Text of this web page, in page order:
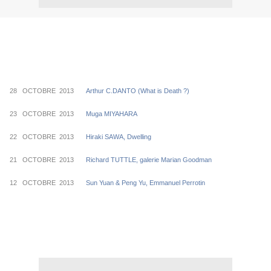
28 OCTOBRE 2013 Arthur C.DANTO (What is Death ?)
23 OCTOBRE 2013 Muga MIYAHARA
22 OCTOBRE 2013 Hiraki SAWA, Dwelling
21 OCTOBRE 2013 Richard TUTTLE, galerie Marian Goodman
12 OCTOBRE 2013 Sun Yuan & Peng Yu, Emmanuel Perrotin